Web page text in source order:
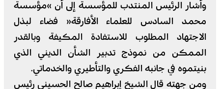
وأشار الرئيس المنتدب للمؤسسة إلى أن »مؤسسة
محمد السادس للعلماء الأفارقة« فضاء لبذل
الاجتهاد المطلوب للاستفادة المكيفة وبالقدر
الممكن من نموذج تدبير الشأن الديني الذي
بنيتموه في جانبه الفكري والتأطيري والخدماتي.
ومن جهته قال الشيخ إبراهيم صالح الحسيني رئيس